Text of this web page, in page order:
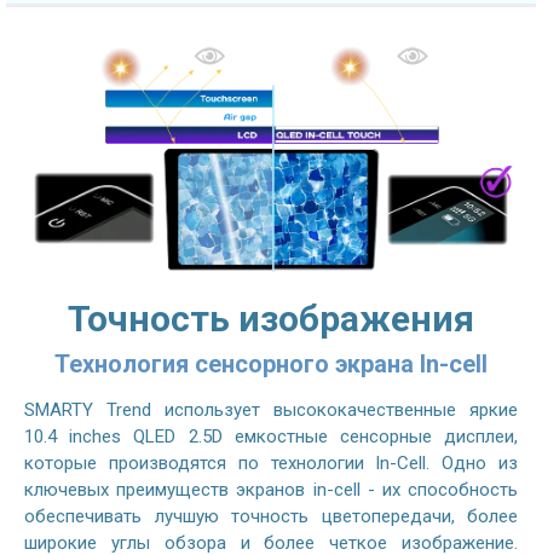
Точность изображения
Технология сенсорного экрана In-cell
SMARTY Trend использует высококачественные яркие
10.4 inches QLED 2.5D емкостные сенсорные дисплеи,
которые производятся по технологии In-Cell. Одно из
ключевых преимуществ экранов in-cell - их способность
обеспечивать лучшую точность цветопередачи, более
широкие углы обзора и более четкое изображение.